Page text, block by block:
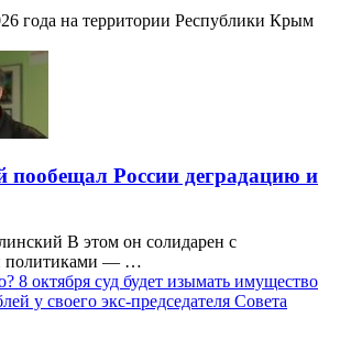
года на территории Республики Крым
пообещал России деградацию и
В этом он солидарен с
политиками — …